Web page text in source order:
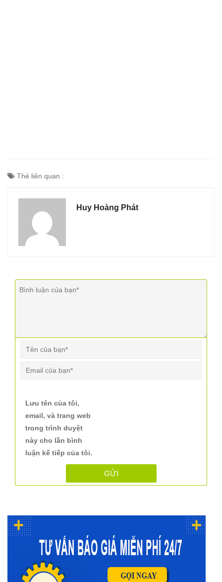
Thẻ liên quan :
Huy Hoàng Phát
Lưu tên của tôi,
email, và trang web
trong trình duyệt
này cho lần bình
luận kế tiếp của tôi.